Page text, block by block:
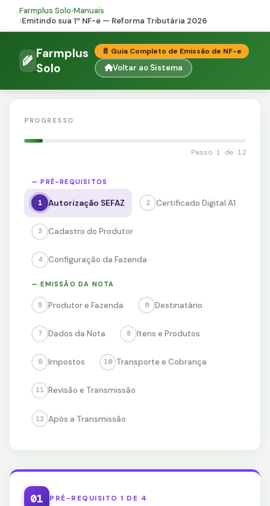
Como emitir sua primeira
Farmplus Solo›Manuais
›Emitindo sua 1ª NF-e — Reforma Tributária 2026
🌾 Farmplus
Solo
📄 Guia Completo de Emissão de NF-e
Voltar ao Sistema
PROGRESSO
Passo 1 de 12
— PRÉ-REQUISITOS
1 Autorização SEFAZ 2 Certificado Digital A1
3 Cadastro do Produtor
4 Configuração da Fazenda
— EMISSÃO DA NOTA
5 Produtor e Fazenda 6 Destinatário
7 Dados da Nota 8 Itens e Produtos
9 Impostos 10 Transporte e Cobrança
11 Revisão e Transmissão
12 Após a Transmissão
01 PRÉ-REQUISITO 1 DE 4